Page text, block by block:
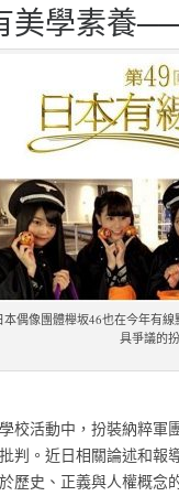
美學素養
本偶像團體櫸坂46也在今年有
具爭議的
校活動中，扮裝納粹軍
判。近日相關論述和報
歷史、正義與人權概念